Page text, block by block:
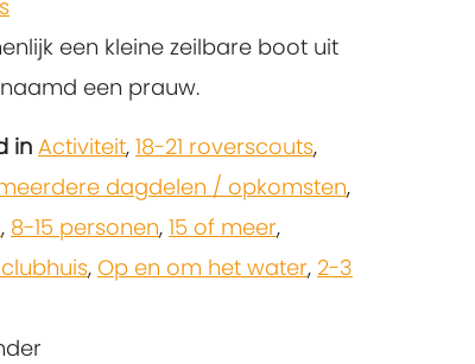
een kleine zeilbare boot uit
een prauw.
inActiviteit, 18-21 roverscouts,
dagdelen / opkomsten,
, 8-15 personen, 15 of meer,
, Op en om het water, 2-3